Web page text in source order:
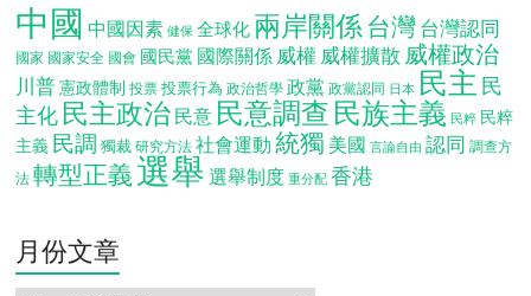
中國 中國因素 健保 全球化 兩岸關係 台灣台灣認同
國家 國家安全 國會 國民黨 國際關係 威權 威權擴散 威權政治
川普 憲政體制 投票 投票行為 政治哲學 政黨 政黨認同 日本 民主 民
主化 民主政治 民意 民意調查 民族主義 民粹 民粹
主義 民調 獨裁 研究方法 社會運動 統獨 美國 言論自由 認同 調查方
法 轉型正義 選舉 選舉制度 重分配 香港
月份文章